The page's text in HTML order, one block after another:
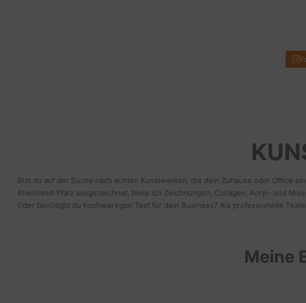
Bist du auf der Suche nach echten Kunstwerken, die dein Zuhause oder Office
Rheinland-Pfalz ausgezeichnet, biete ich Zeichnungen, Collagen, Acryl- und
Oder benötigst du hochwertigen Text für dein Business? Als professionelle
Meine